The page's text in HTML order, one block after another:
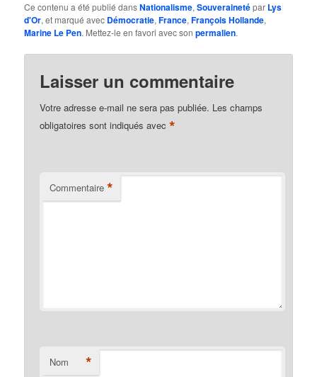
Ce contenu a été publié dansNationalisme,Souverainetépar Lys
d'Or, et marqué avec Démocratie,France,François Hollande,
Marine Le Pen. Mettez-le en favori avec sonpermalien.
Laisser un commentaire
Votre adresse e-mail ne sera pas publiée. Les champs
obligatoires sont indiqués avec*
Commentaire *
Nom *